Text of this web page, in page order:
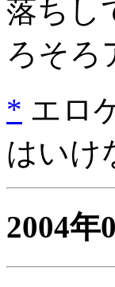
落ちし
ろそろ
* エロ
はいけ
2004年